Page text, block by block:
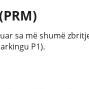
sa më shumë
P1).